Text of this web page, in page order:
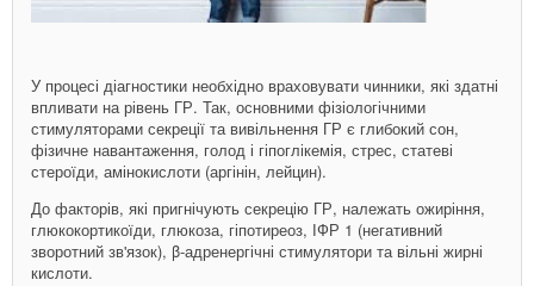
У процесі діагностики необхідно враховувати чинники, які здатні
впливати на рівень ГР. Так, основними фізіологічними
стимуляторами секреції та вивільнення ГР є глибокий сон,
фізичне навантаження, голод і гіпоглікемія, стрес, статеві
стероїди, амінокислоти (аргінін, лейцин).
До факторів, які пригнічують секрецію ГР, належать ожиріння,
глюкокортикоїди, глюкоза, гіпотиреоз, ІФР 1 (негативний
зворотний зв'язок), β-адренергічні стимулятори та вільні жирні
кислоти.